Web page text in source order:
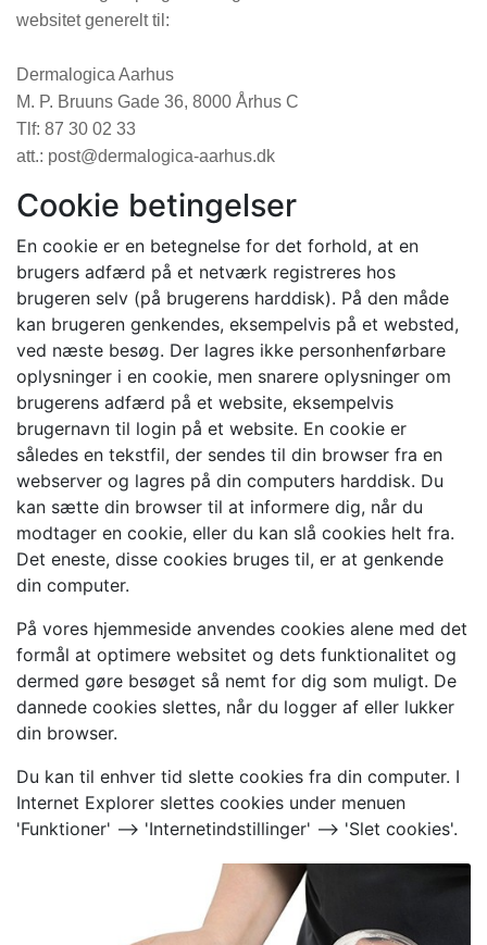
websitet generelt til:
Dermalogica Aarhus
M. P. Bruuns Gade 36, 8000 Århus C
Tlf: 87 30 02 33
att.: post@dermalogica-aarhus.dk
Cookie betingelser
En cookie er en betegnelse for det forhold, at en
brugers adfærd på et netværk registreres hos
brugeren selv (på brugerens harddisk). På den måde
kan brugeren genkendes, eksempelvis på et websted,
ved næste besøg. Der lagres ikke personhenførbare
oplysninger i en cookie, men snarere oplysninger om
brugerens adfærd på et website, eksempelvis
brugernavn til login på et website. En cookie er
således en tekstfil, der sendes til din browser fra en
webserver og lagres på din computers harddisk. Du
kan sætte din browser til at informere dig, når du
modtager en cookie, eller du kan slå cookies helt fra.
Det eneste, disse cookies bruges til, er at genkende
din computer.
På vores hjemmeside anvendes cookies alene med det
formål at optimere websitet og dets funktionalitet og
dermed gøre besøget så nemt for dig som muligt. De
dannede cookies slettes, når du logger af eller lukker
din browser.
Du kan til enhver tid slette cookies fra din computer. I
Internet Explorer slettes cookies under menuen
'Funktioner' --> 'Internetindstillinger' --> 'Slet cookies'.